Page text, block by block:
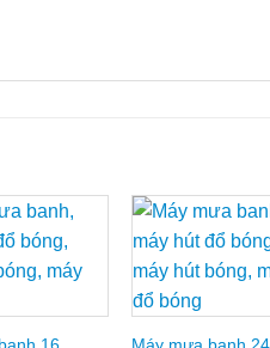
Add to
Wishlist
16 Máy mưa banh 24